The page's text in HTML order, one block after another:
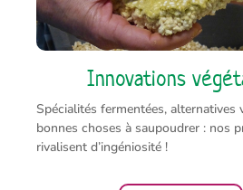
Innovations
Spécialités fermentées, alternatives
bonnes choses à saupoudrer : nos
rivalisent d’ingéniosité !